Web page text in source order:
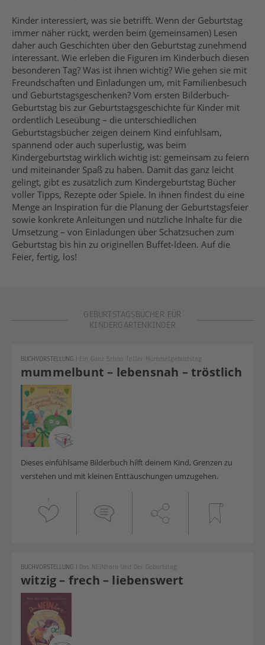
Kinder interessiert, was sie betrifft. Wenn der Geburtstag
immer näher rückt, werden beim (gemeinsamen) Lesen
daher auch Geschichten über den Geburtstag zunehmend
interessant. Wie erleben die Figuren im Kinderbuch diesen
besonderen Tag? Was ist ihnen wichtig? Wie gehen sie mit
Freundschaften und Einladungen um, mit Familienbesuch
und Geburtstagsgeschenken? Vom ersten Bilderbuch-
Geburtstag bis zur Geburtstagsgeschichte für Kinder mit
ordentlich Leseübung – die unterschiedlichen
Geburtstagsbücher zeigen deinem Kind einfühlsam,
spannend oder auch superlustig, was beim
Kindergeburtstag wirklich wichtig ist: gemeinsam zu feiern
und miteinander Spaß zu haben. Damit das ganz leicht
gelingt, gibt es zusätzlich zum Kindergeburtstag Bücher
voller Tipps, Rezepte oder Spiele. In ihnen findest du eine
Menge an Inspiration für die Planung der Geburtstagsfeier
sowie konkrete Anleitungen und nützliche Inhalte für die
Umsetzung – von Einladungen über Schatzsuchen zum
Geburtstag bis hin zu originellen Buffet-Ideen. Auf die
Feier, fertig, los!
Geburtstagsbücher Kindergartenkinder
GEBURTSTAGSBÜCHER FÜR
KINDERGARTENKINDER
mummelbunt – lebensnah – tröstlich
BUCHVORSTELLUNG | Ein Ganz Schön Toller Mummelgeburtstag
Dieses einfühlsame Bilderbuch hilft deinem Kind, Grenzen zu
verstehen und mit kleinen Enttäuschungen umzugehen.
1
witzig – frech – liebenswert
BUCHVORSTELLUNG | Das NEINhorn Und Der Geburtstag